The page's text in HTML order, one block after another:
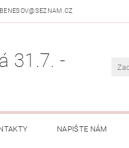
31.7. -
NAPIŠTE NÁM